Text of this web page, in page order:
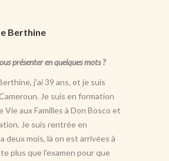
Berthine
présenter en quelques mots ?
j'ai 39 ans, et je suis
Je suis en formation
Vie aux Familles à Don Bosco et
Je suis rentrée en
deux mois, là on est arrivées à
plus que l'examen pour que